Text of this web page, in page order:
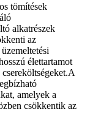
tömítések
alkatrészek
az
élettartamot
amelyek a
csökkentik az